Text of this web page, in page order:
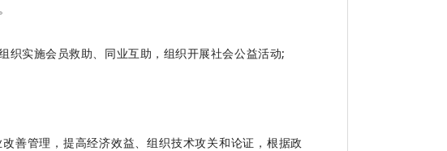
实施会员救助、同业互助，组织开展社会公益活动;
善管理，提高经济效益、组织技术攻关和论证，根据政